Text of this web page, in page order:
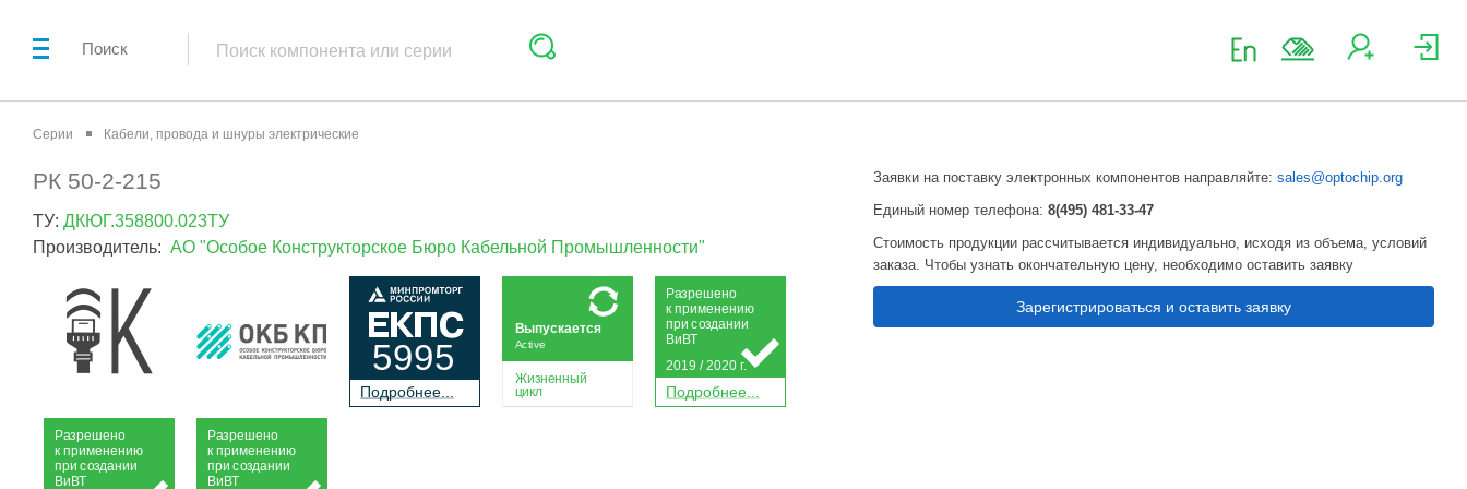
Поиск
Серии Кабели, провода и шнуры электрические
РК 50-2-215
ТУ: ДКЮГ.358800.023ТУ
Производитель: АО "Особое Конструкторское Бюро Кабельной Промышленности"
Подробнее...
5995
Жизненный
цикл
Active
Выпускается
Подробнее...
Разрешено
к применению
присоздании
Ви ВТ
2019 / 2020 г.
Разрешено
к применению
присоздании
Ви ВТ
Разрешено
к применению
присоздании
Ви ВТ
Заявки на поставку электронных компонентов направляйте:sales@optochip.org
Единый номер телефона:8(495) 481-33-47
Стоимость продукции рассчитывается индивидуально, исходя из объема, условий
заказа. Чтобы узнать окончательную цену, необходимо оставить заявку
Зарегистрироваться и оставить заявку